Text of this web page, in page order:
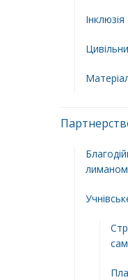
Інклюзія